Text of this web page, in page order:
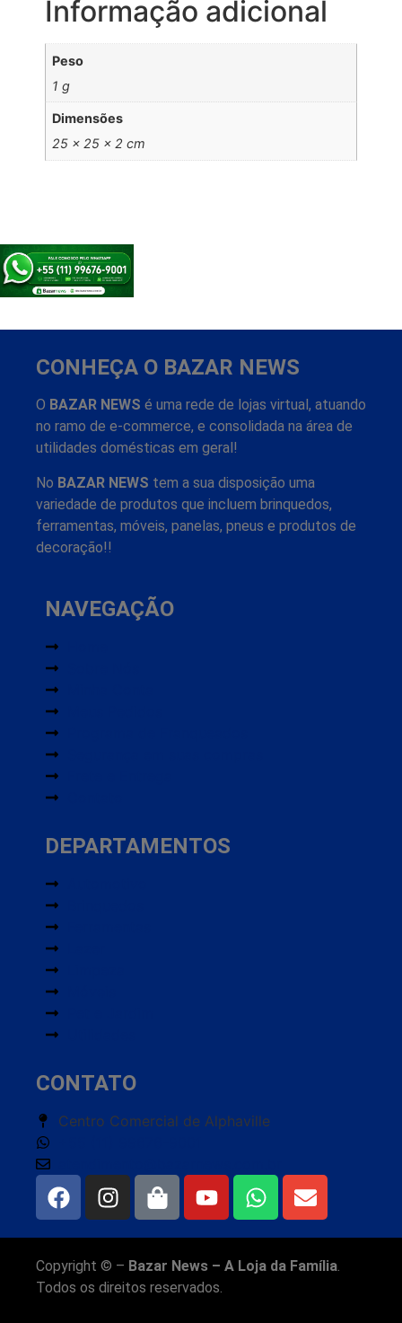
Informação adicional
Peso
1 g
Dimensões
25 × 25 × 2 cm
CONHEÇA O BAZAR NEWS
O BAZAR NEWS é uma rede de lojas virtual, atuando
no ramo de e-commerce, e consolidada na área de
utilidades domésticas em geral!
No BAZAR NEWS tem a sua disposição uma
variedade de produtos que incluem brinquedos,
ferramentas, móveis, panelas, pneus e produtos de
decoração!!
NAVEGAÇÃO
DEPARTAMENTOS
CONTATO
Centro Comercial de Alphaville
Copyright © – Bazar News – A Loja da Família.
Todos os direitos reservados.